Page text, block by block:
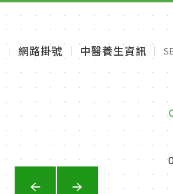
網路掛號 中醫養生資訊